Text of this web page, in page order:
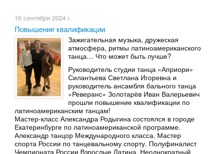
16 сентября 2024 г.
Повышение квалификации
Зажигательная музыка, дружеская
атмосфера, ритмы латиноамериканского
танца… Что может быть лучше?
Руководитель студии танца «Априори»
Силантьева Светлана Игоревна и
руководитель ансамбля бального танца
«Реверанс» Золотарёв Иван Валерьевич
прошли повышение квалификации по
латиноамериканским танцам!
Мастер-класс Александра Родыгина состоялся в городе
Екатеринбурге по латиноамериканской программе.
Александр танцор Международного класса. Мастер
спорта России по танцевальному спорту. Полуфиналист
Чемпионата России Взрослые Латина. Неоднократный